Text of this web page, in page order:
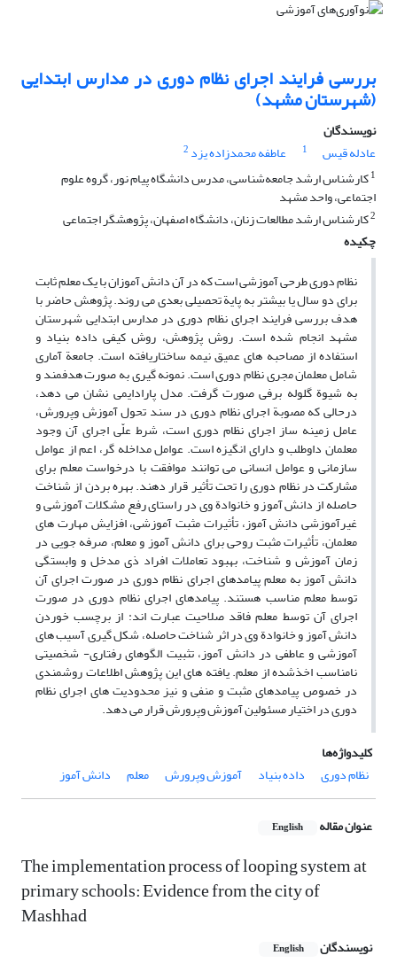
بررسی فرایند اجرای نظام دوری در مدارس ابتدایی
(شهرستان مشهد)
نویسندگان
عادله قیس
1 عاطفه محمدزاده یزد 2
1کارشناس ارشد جامعه‌شناسی، مدرس دانشگاه پیام نور، گروه علوم
اجتماعی، واحد مشهد
2کارشناس ارشد مطالعات زنان، دانشگاه اصفهان، پژوهشگر اجتماعی
چکیده
نظام دوری طرحی آموزشی است که در آن دانش آموزان با یک معلم ثابت
برای دو سال یا بیشتر به پایة تحصیلی بعدی می روند. پژوهش حاضر با
هدف بررسی فرایند اجرای نظام دوری در مدارس ابتدایی شهرستان
مشهد انجام شده است. روش پژوهش، روش کیفی داده بنیاد و
استفاده از مصاحبه های عمیق نیمه ساختاریافته است. جامعة آماری
شامل معلمان مجری نظام دوری است. نمونه گیری به صورت هدفمند و
به شیوة گلوله برفی صورت گرفت. مدل پارادایمی نشان می دهد،
درحالی که مصوبة اجرای نظام دوری در سند تحول آموزش وپرورش،
عامل زمینه ساز اجرای نظام دوری است، شرط علّی اجرای آن وجود
معلمان داوطلب و دارای انگیزه است. عوامل مداخله گر، اعم از عوامل
سازمانی و عوامل انسانی می توانند موافقت با درخواست معلم برای
مشارکت در نظام دوری را تحت تأثیر قرار دهند. بهره بردن از شناخت
حاصله از دانش آموز و خانوادة وی در راستای رفع مشکلات آموزشی و
غیرآموزشی دانش آموز، تأثیرات مثبت آموزشی، افزایش مهارت های
معلمان، تأثیرات مثبت روحی برای دانش آموز و معلم، صرفه جویی در
زمان آموزش و شناخت، بهبود تعاملات افراد ذی مدخل و وابستگی
دانش آموز به معلم پیامدهای اجرای نظام دوری در صورت اجرای آن
توسط معلم مناسب هستند. پیامدهای اجرای نظام دوری در صورت
اجرای آن توسط معلم فاقد صلاحیت عبارت اند: از برچسب خوردن
دانش آموز و خانوادة وی در اثر شناخت حاصله، شکل گیری آسیب های
آموزشی و عاطفی در دانش آموز، تثبیت الگوهای رفتاری- شخصیتی
نامناسب اخذشده از معلم. یافته های این پژوهش اطلاعات روشمندی
در خصوص پیامدهای مثبت و منفی و نیز محدودیت های اجرای نظام
دوری در اختیار مسئولین آموزش وپرورش قرار می دهد.
کلیدواژه‌ها
نظام دوری
داده بنیاد آموزش وپرورش معلم دانش آموز
عنوان مقاله English
The implementation process of looping system at
primary schools: Evidence from the city of
Mashhad
نویسندگان English